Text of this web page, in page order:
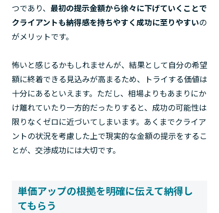
つであり、 最初の提示金額から徐々に下げていくことで
クライアントも納得感を持ちやすく成功に至りやすいの
がメリットです。
怖いと感じるかもしれませんが、結果として自分の希望
額に終着できる見込みが高まるため、トライする価値は
十分にあるといえます。ただし、相場よりもあまりにか
け離れていたり一方的だったりすると、成功の可能性は
限りなくゼロに近づいてしまいます。あくまでクライア
ントの状況を考慮した上で現実的な金額の提示をするこ
とが、交渉成功には大切です。
単価アップの根拠を明確に伝えて納得し
てもらう